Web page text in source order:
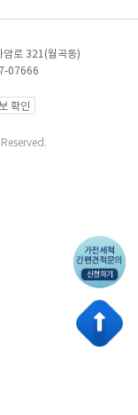
로 321(월곡동)
07666
확인